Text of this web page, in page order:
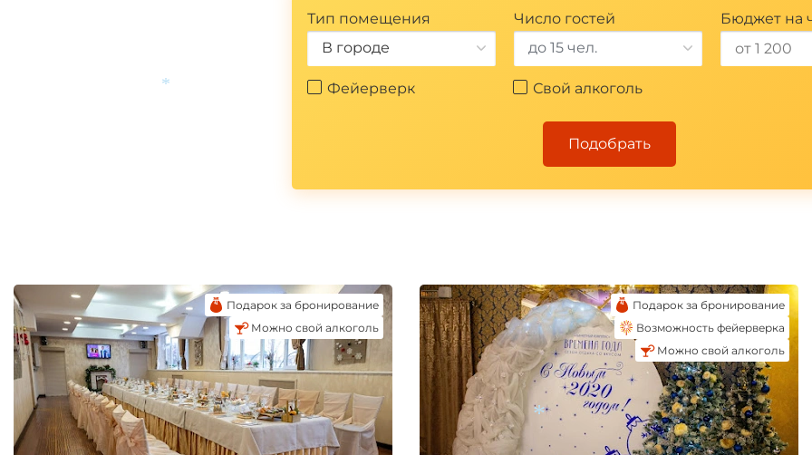
Тип помещения
В городе
Число гостей
до 15 чел.
Бюджет на
Фейерверк Свой алкоголь
Подобрать
Подарок за бронирование
Можно свой алкоголь
Подарок за бронирование
Возможность фейерверка
Можно свой алкоголь